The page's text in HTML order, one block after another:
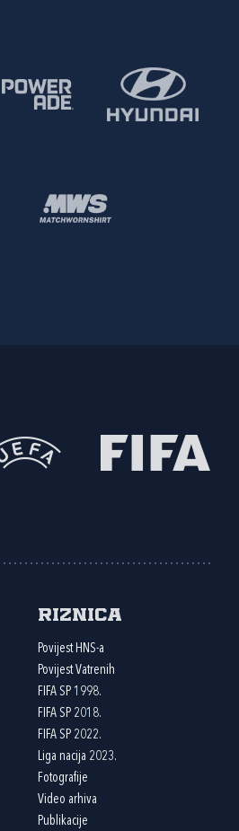
Riznica
Povijest HNS-a
Povijest Vatrenih
FIFA SP 1998.
FIFA SP 2018.
FIFA SP 2022.
Liga nacija 2023.
Fotografije
Video arhiva
Publikacije